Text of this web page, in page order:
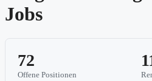
Jobs
72
Offene Positionen